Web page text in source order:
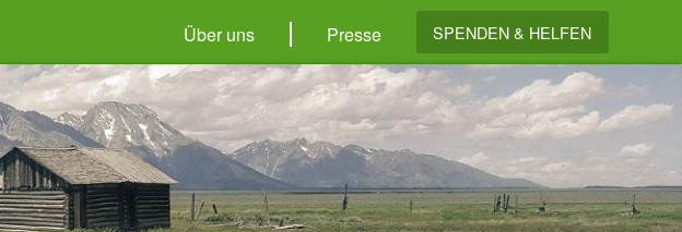
Über uns Presse SPENDEN & HELFEN